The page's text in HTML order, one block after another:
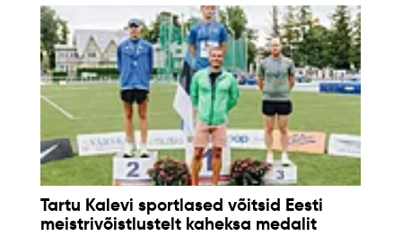
Tartu Kalevi sportlased võitsid Eesti
meistrivõistlustelt kaheksa medalit